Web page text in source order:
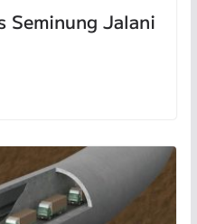
Seminung Jalani